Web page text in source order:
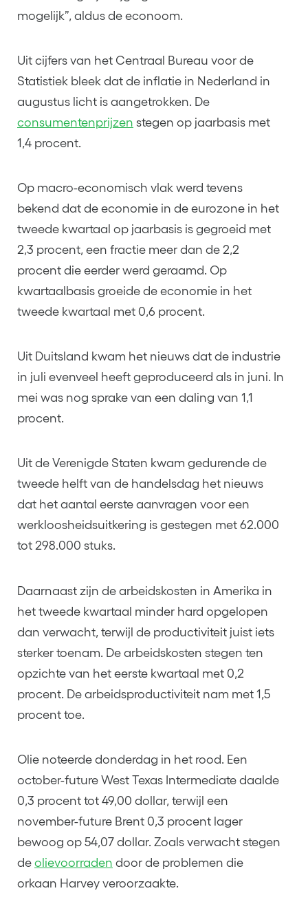
mogelijk”, aldus de econoom.
Uit cijfers van het Centraal Bureau voor de
Statistiek bleek dat de inflatie in Nederland in
augustus licht is aangetrokken. De
consumentenprijzen stegen op jaarbasis met
1,4 procent.
Op macro-economisch vlak werd tevens
bekend dat de economie in de eurozone in het
tweede kwartaal op jaarbasis is gegroeid met
2,3 procent, een fractie meer dan de 2,2
procent die eerder werd geraamd. Op
kwartaalbasis groeide de economie in het
tweede kwartaal met 0,6 procent.
Uit Duitsland kwam het nieuws dat de industrie
in juli evenveel heeft geproduceerd als in juni. In
mei was nog sprake van een daling van 1,1
procent.
Uit de Verenigde Staten kwam gedurende de
tweede helft van de handelsdag het nieuws
dat het aantal eerste aanvragen voor een
werkloosheidsuitkering is gestegen met 62.000
tot 298.000 stuks.
Daarnaast zijn de arbeidskosten in Amerika in
het tweede kwartaal minder hard opgelopen
dan verwacht, terwijl de productiviteit juist iets
sterker toenam. De arbeidskosten stegen ten
opzichte van het eerste kwartaal met 0,2
procent. De arbeidsproductiviteit nam met 1,5
procent toe.
Olie noteerde donderdag in het rood. Een
october-future West Texas Intermediate daalde
0,3 procent tot 49,00 dollar, terwijl een
november-future Brent 0,3 procent lager
bewoog op 54,07 dollar. Zoals verwacht stegen
de olievoorraden door de problemen die
orkaan Harvey veroorzaakte.